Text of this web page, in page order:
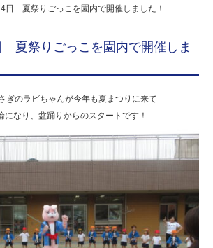
内
で
開
催
し
ま
し
た！
|
学
校
夏祭りごっこを園内で開催しました！
夏祭りごっこを園内で開催しま
ぎのラビちゃんが今年も夏まつりに来て
なり、盆踊りからのスタートです！